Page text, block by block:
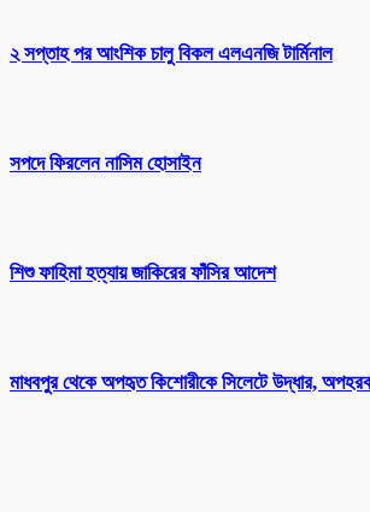
২ সপ্তাহ পর আংশিক চালু বিকল এলএনজি টার্মিনাল
সপদে ফিরলেন নাসিম হোসাইন
শিশু ফাহিমা হত্যায় জাকিরের ফাঁসির আদেশ
মাধবপুর থেকে অপহৃত কিশোরীকে সিলেটে উদ্ধার,